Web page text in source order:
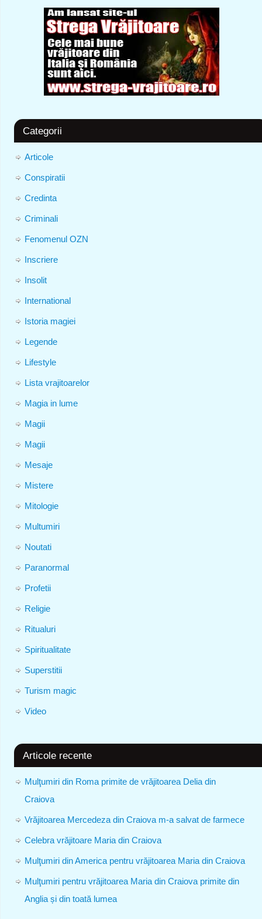
Categorii
Articole
Conspiratii
Credinta
Criminali
Fenomenul OZN
Inscriere
Insolit
International
Istoria magiei
Legende
Lifestyle
Lista vrajitoarelor
Magia in lume
Magii
Magii
Mesaje
Mistere
Mitologie
Multumiri
Noutati
Paranormal
Profetii
Religie
Ritualuri
Spiritualitate
Superstitii
Turism magic
Video
Articole recente
Mulţumiri din Roma primite de vrăjitoarea Delia din
Craiova
Vrăjitoarea Mercedeza din Craiova m-a salvat de farmece
Celebra vrăjitoare Maria din Craiova
Mulţumiri din America pentru vrăjitoarea Maria din Craiova
Mulţumiri pentru vrăjitoarea Maria din Craiova primite din
Anglia și din toată lumea